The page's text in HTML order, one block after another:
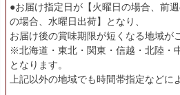
●お届け指定日が【火曜日の場合、前
の場合、水曜日出荷】となり、
お届け後の賞味期限が短くなる地域が
※北海道・東北・関東・信越・北陸・
となります。
上記以外の地域でも時間帯指定などに